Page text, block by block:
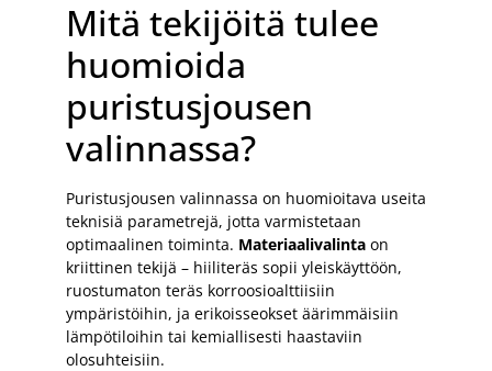
Mitä tekijöitä tulee
huomioida
puristusjousen
valinnassa?
Puristusjousen valinnassa on huomioitava useita
teknisiä parametrejä, jotta varmistetaan
optimaalinen toiminta. Materiaalivalinta on
kriittinen tekijä – hiiliteräs sopii yleiskäyttöön,
ruostumaton teräs korroosioalttiisiin
ympäristöihin, ja erikoisseokset äärimmäisiin
lämpötiloihin tai kemiallisesti haastaviin
olosuhteisiin.